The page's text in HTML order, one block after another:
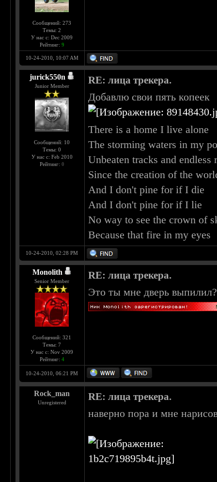
Сообщений: 273
Темы: 2
У нас с: Dec 2009
Рейтинг: 9
10-24-2010, 10:07 AM
jurick550n
Junior Member
Сообщений: 10
Темы: 0
У нас с: Feb 2010
Рейтинг: 0
RE: лица трекера.
Добавлю свои пять копеек
There is a home I live alone
The storming waters in my
Unbeaten tracks and endless
Since the creation of the
And I don't pine for if I die
And I don't pine for if I lie
No way to see the crown of
Because that fire in my eyes
10-24-2010, 02:28 PM
Monolith
Senior Member
Сообщений: 321
Темы: 7
У нас с: Nov 2009
Рейтинг: 4
RE: лица трекера.
Это ты мне дверь выпилил?
10-24-2010, 06:21 PM
Rock_man
Unregistered
RE: лица трекера.
наверно пора и мне